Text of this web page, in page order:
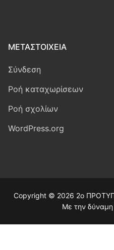
ΜΕΤΑΣΤΟΙΧΕΊΑ
Σύνδεση
Ροή καταχωρίσεων
Ροή σχολίων
WordPress.org
Copyright © 2026 2ο
Με την δύναμη